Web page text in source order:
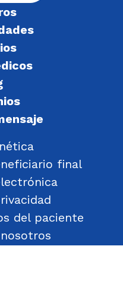
final
del paciente